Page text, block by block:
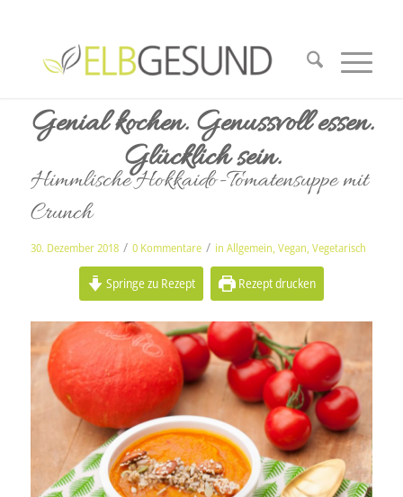
Genial kochen. Genussvoll essen.
Glücklich sein.
Himmlische Hokkaido-Tomatensuppe mit
Crunch
30. Dezember 2018 / 0 Kommentare / in Allgemein,Vegan,Vegetarisch
Springe zu Rezept Rezept drucken